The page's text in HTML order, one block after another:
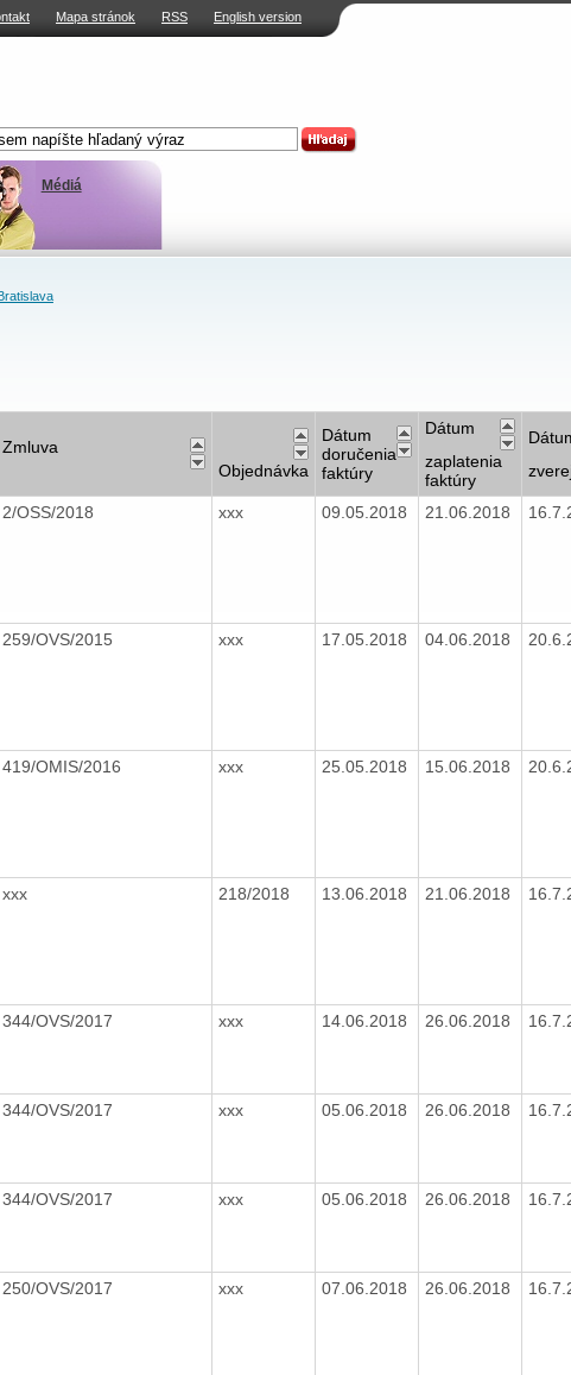
Mapa stránok RSS English version
Médiá
Zmluva
Objednávka
Dátum
doručenia
faktúry
Dátum
zaplatenia
faktúry
2/OSS/2018 xxx 09.05.2018 21.06.2018
259/OVS/2015 xxx 17.05.2018 04.06.2018
419/OMIS/2016 xxx 25.05.2018 15.06.2018
xxx 218/2018 13.06.2018 21.06.2018
344/OVS/2017 xxx 14.06.2018 26.06.2018
344/OVS/2017 xxx 05.06.2018 26.06.2018
344/OVS/2017 xxx 05.06.2018 26.06.2018
250/OVS/2017 xxx 07.06.2018 26.06.2018